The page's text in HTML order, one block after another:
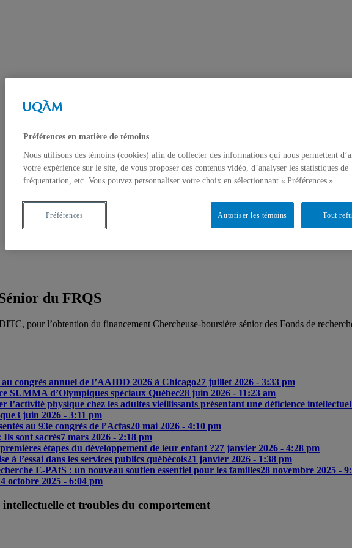
du FRQS
pour l’obtention du financement Chercheuse-boursière sénior des Fonds de
congrès annuel de l’AAIDD 2026 à Chicago27 juillet 2026 - 3:33 pm
SUMMA d’Olympiques spéciaux Québec28 juin 2026 - 11:23 am
physique chez les adultes vieillissants présentant une déficience
3 juin 2026 - 3:11 pm
au 93e congrès de l’Acfas20 mai 2026 - 4:10 pm
sont sacrés7 mars 2026 - 2:18 pm
étapes du développement de leur enfant ?27 janvier 2026 - 4:28 pm
à l’essai dans les services publics québécois21 janvier 2026 - 1:38 pm
E-PAtS : un nouveau soutien essentiel pour les familles28 novembre 2025 -
octobre 2025 - 6:04 pm
et troubles du comportement
Préférences en matière de témoins
Nous utilisons des témoins (cookies) afin de collecter des informations qui nous permettent
votre expérience sur le site, de vous proposer des contenus vidéo, d’analyser les statistiques de
fréquentation, etc. Vous pouvez personnaliser votre choix en sélectionnant « Préférences ».
Tout
Autoriser les témoins
Préférences